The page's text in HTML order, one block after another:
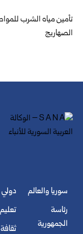
تأمين مياه الشرب
الصهاريج
سوريا والعالم
رئاسة
الجمهورية
دولي
تعليم